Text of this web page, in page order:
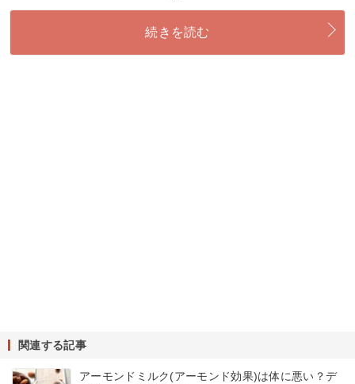
続きを読む
関連する記事
アーモンドミルク(アーモンド効果)は体に悪い？デ